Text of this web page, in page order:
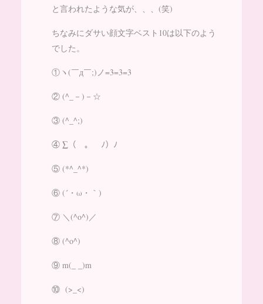
と言われたような気が、、、(笑)
ちなみにダサい顔文字ベスト10は以下のよう
でした。
①ヽ(￣д￣;)ノ=3=3=3
② (^_－)－☆
③ (^_^;)
④ ∑（￣。￣ﾉ）ﾉ
⑤ (*^_^*)
⑥ (´・ω・｀)
⑦ ＼(^o^)／
⑧ (^o^)
⑨ m(_ _)m
⑩ (>_<)